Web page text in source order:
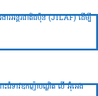
ារអន្ដរជាតិជប៉ុន (JILAF) ដើម្បី
ពោះជំទាវឧកញ៉ាបណ្ឌិត លី អ៊ុំអេង